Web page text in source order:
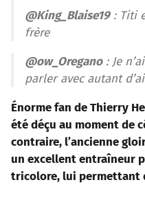
@King_Blaise19: Titi
frère
@ow_Oregano: Je
parler avec autant
Énorme fan de Thierry
été déçu au moment de
contraire, l’ancienne
un excellent entraîneur
tricolore, lui permettant